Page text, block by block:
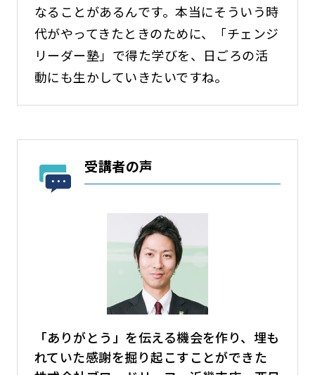
なることがあるんです。本当にそういう時
代がやってきたときのために、「チェンジ
リーダー塾」で得た学びを、日ごろの活
動にも生かしていきたいですね。
受講者の声
「ありがとう」を伝える機会を作り、埋も
れていた感謝を掘り起こすことができた